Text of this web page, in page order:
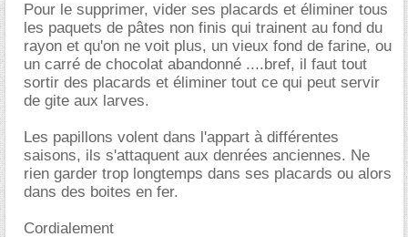
Pour le supprimer, vider ses placards et éliminer tous
les paquets de pâtes non finis qui trainent au fond du
rayon et qu'on ne voit plus, un vieux fond de farine, ou
un carré de chocolat abandonné ....bref, il faut tout
sortir des placards et éliminer tout ce qui peut servir
de gite aux larves.
Les papillons volent dans l'appart à différentes
saisons, ils s'attaquent aux denrées anciennes. Ne
rien garder trop longtemps dans ses placards ou alors
dans des boites en fer.
Cordialement